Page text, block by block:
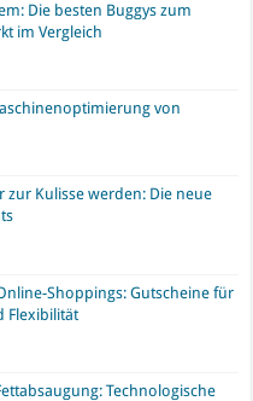
Die besten Buggys zum
im Vergleich
von
zur Kulisse werden: Die neue
Shoppings: Gutscheine für
Flexibilität
Technologische